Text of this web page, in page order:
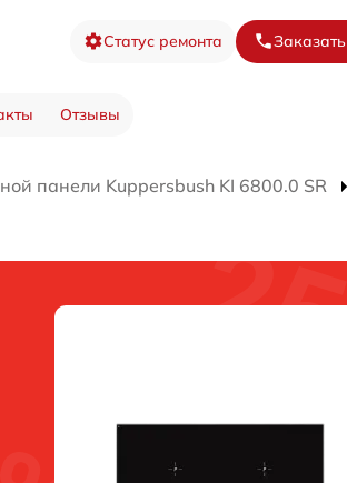
Статус ремонта
Отзывы
панели Kuppersbush KI 6800.0 SR